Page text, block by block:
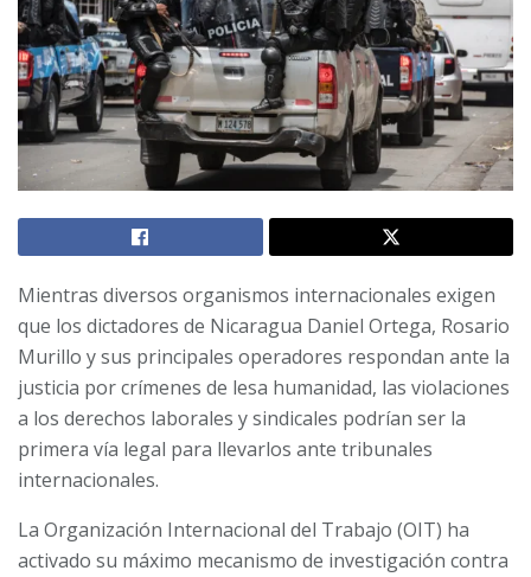
Mientras diversos organismos internacionales exigen
que los dictadores de Nicaragua Daniel Ortega, Rosario
Murillo y sus principales operadores respondan ante la
justicia por crímenes de lesa humanidad, las violaciones
a los derechos laborales y sindicales podrían ser la
primera vía legal para llevarlos ante tribunales
internacionales.
La Organización Internacional del Trabajo (OIT) ha
activado su máximo mecanismo de investigación contra